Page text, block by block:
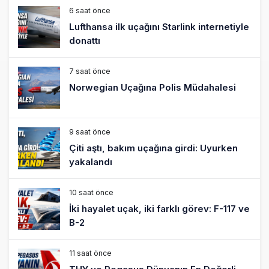
9 saat önce
Çiti aştı, bakım uçağına girdi: Uyurken
yakalandı
10 saat önce
İki hayalet uçak, iki farklı görev: F-117 ve
11 saat önce
THY ve Pegasus Dünyanın En Değerli
Havayolları Arasında
12 saat önce
Fly Baghdad ABD yaptırım listesinden
çıkarıldı
13 saat önce